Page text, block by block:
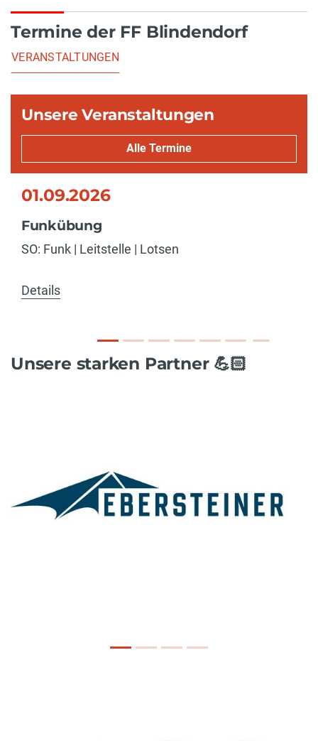
Termine der FF Blindendorf
VERANSTALTUNGEN
Unsere Veranstaltungen
Alle Termine
01.09.2026
Funkübung
SO: Funk | Leitstelle | Lotsen
Details
Unsere starken Partner 💪🏻